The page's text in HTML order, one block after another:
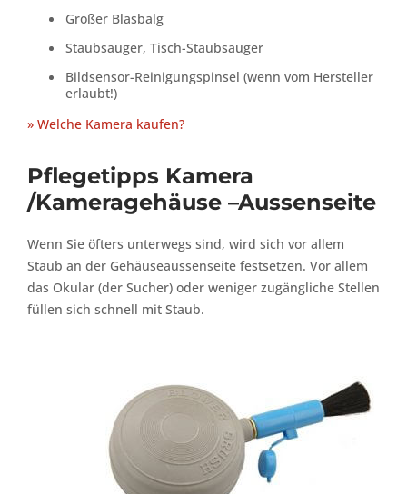
Großer Blasbalg
Staubsauger, Tisch-Staubsauger
Bildsensor-Reinigungspinsel (wenn vom Hersteller
erlaubt!)
» Welche Kamera kaufen?
Pflegetipps Kamera
/Kameragehäuse –Aussenseite
Wenn Sie öfters unterwegs sind, wird sich vor allem
Staub an der Gehäuseaussenseite festsetzen. Vor allem
das Okular (der Sucher) oder weniger zugängliche Stellen
füllen sich schnell mit Staub.